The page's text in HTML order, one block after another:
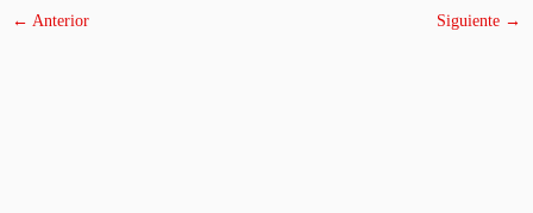
← Anterior Siguiente →